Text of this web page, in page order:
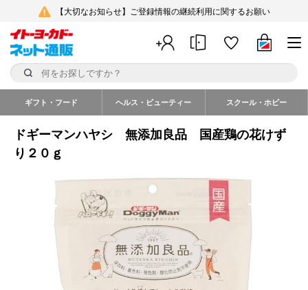
【大切なお知らせ】ご登録情報の継続利用に関するお願い
ギフト・フード ヘルス・ビューティー スクール・ホビー
ドギーマンハヤシ 無添加良品 国産鶏の花けず
り２０ｇ